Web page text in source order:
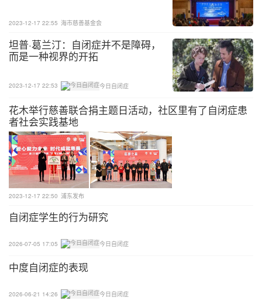
2023-12-17 22:55 海市慈善基金会
坦普·葛兰汀：自闭症并不是障碍，
而是一种视界的开拓
2023-12-17 22:53 今日自闭症
花木举行慈善联合捐主题日活动，社区里有了自闭症患
者社会实践基地
2023-12-17 22:50 浦东发布
自闭症学生的行为研究
2026-07-05 17:05 今日自闭症
中度自闭症的表现
2026-06-21 14:26 今日自闭症